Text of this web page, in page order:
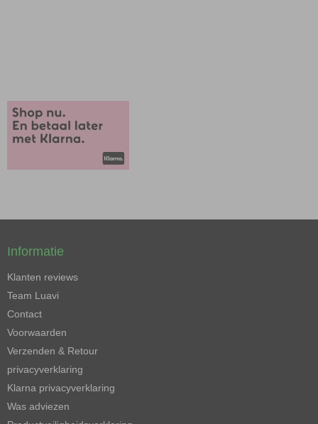
Informatie
Klanten reviews
Team Luavi
Contact
Voorwaarden
Verzenden & Retour
privacyverklaring
Klarna privacyverklaring
Was adviezen